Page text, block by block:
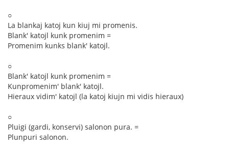
○
La blankaj katoj kun kiuj mi promenis.
Blank' katojl kunk promenim =
Promenim kunks blank' katojl.
○
Blank' katojl kunk promenim =
Kunpromenim' blank' katojl.
Hieraux vidim' katojl (la katoj kiujn mi vidis hieraux)
○
Pluigi (gardi, konservi) salonon pura. =
Plunpuri salonon.